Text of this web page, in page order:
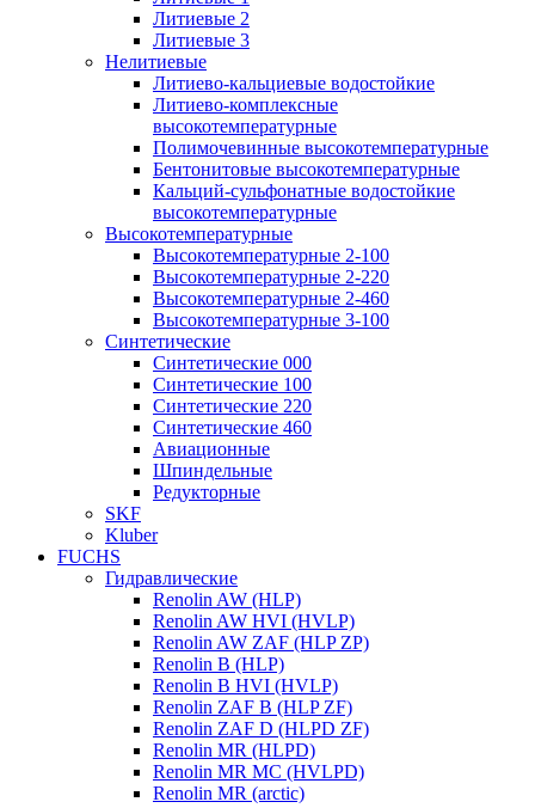
Литиевые 2
Литиевые 3
Нелитиевые
Литиево-кальциевые водостойкие
Литиево-комплексные
высокотемпературные
Полимочевинные высокотемпературные
Бентонитовые высокотемпературные
Кальций-сульфонатные водостойкие
высокотемпературные
Высокотемпературные
Высокотемпературные 2-100
Высокотемпературные 2-220
Высокотемпературные 2-460
Высокотемпературные 3-100
Синтетические
Синтетические 000
Синтетические 100
Синтетические 220
Синтетические 460
Авиационные
Шпиндельные
Редукторные
SKF
Kluber
FUCHS
Гидравлические
Renolin AW (HLP)
Renolin AW HVI (HVLP)
Renolin AW ZAF (HLP ZP)
Renolin B (HLP)
Renolin B HVI (HVLP)
Renolin ZAF B (HLP ZF)
Renolin ZAF D (HLPD ZF)
Renolin MR (HLPD)
Renolin MR MC (HVLPD)
Renolin MR (arctic)